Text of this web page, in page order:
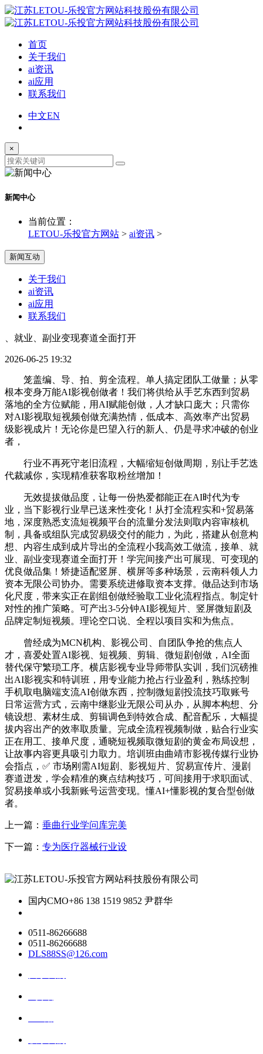
首页
关于我们
ai资讯
ai应用
联系我们
中文EN
×
新闻中心
当前位置：
LETOU-乐投官方网站 > ai资讯 >
新闻互动
关于我们
ai资讯
ai应用
联系我们
、就业、副业变现赛道全面打开
2026-06-25 19:32
笼盖编、导、拍、剪全流程。单人搞定团队工做量；从零
根本变身万能AI影视创做者！我们将供给从手艺东西到贸易
落地的全方位赋能，用AI赋能创做，人才缺口庞大；只需你
对AI影视取短视频创做充满热情，低成本、高效率产出贸易
级影视成片！无论你是巴望入行的新人、仍是寻求冲破的创业
者，
行业不再死守老旧流程，大幅缩短创做周期，别让手艺迭
代裁减你，实现精准获客取粉丝增加！
无效提拔做品度，让每一份热爱都能正在AI时代为专
业，当下影视行业早已送来性变化！从打全流程实和+贸易落
地，深度熟悉支流短视频平台的流量分发法则取内容审核机
制，具备或组队完成贸易级交付的能力，为此，搭建从创意构
想、内容生成到成片导出的全流程小我高效工做流，接单、就
业、副业变现赛道全面打开！学完间接产出可展现、可变现的
优良做品集！矫捷适配竖屏、横屏等多种场景，云南科领人力
资本无限公司协办。需要系统进修取资本支撑。做品达到市场
化尺度，带来实正在剧组创做经验取工业化流程指点。制定针
对性的推广策略。可产出3-5分钟AI影视短片、竖屏微短剧及
品牌定制短视频。理论空口说、全程以项目实和为焦点。
曾经成为MCN机构、影视公司、自团队争抢的焦点人
才，喜爱处置AI影视、短视频、剪辑、微短剧创做，AI全面
替代保守繁琐工序。横店影视专业导师带队实训，我们沉磅推
出AI影视实和特训班，用专业能力抢占行业盈利，熟练控制
手机取电脑端支流AI创做东西，控制微短剧投流技巧取账号
日常运营方式，云南中继影业无限公司从办，从脚本构想、分
镜设想、素材生成、剪辑调色到特效合成、配音配乐，大幅提
拔内容出产的效率取质量。完成全流程视频制做，贴合行业实
正在用工、接单尺度，通晓短视频取微短剧的黄金布局设想，
让故事内容更具吸引力取力。培训班由曲靖市影视传媒行业协
会指点，✅ 市场刚需AI短剧、影视短片、贸易宣传片、漫剧
赛道迸发，学会精准的爽点结构技巧，可间接用于求职面试、
贸易接单或小我新账号运营变现。懂AI+懂影视的复合型创做
者。
上一篇： 垂曲行业学问库完美
下一篇： 专为医疗器械行业设
国内CMO+86 138 1519 9852 尹群华
0511-86266688
0511-86266688
DLS88SS@126.com